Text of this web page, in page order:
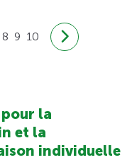
8 9 10
la
et la
individuelle